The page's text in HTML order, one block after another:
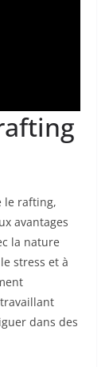
le rafting,
avantages
la nature
stress et à
dans des